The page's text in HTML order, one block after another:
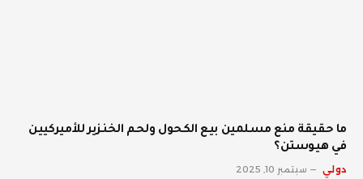
ما حقيقة منع مسلمين بيع الكحول ولحم الخنزير للأميركيين
في هيوستن؟
دولي سبتمبر 10, 2025